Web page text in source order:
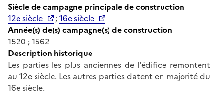
Siècle de campagne principale de construction
12e siècle
;16e siècle
Année(s) de(s) campagne(s) de construction
1520 ; 1562
Description historique
Les parties les plus anciennes de l'édifice remontent
au 12e siècle. Les autres parties datent en majorité du
16e siècle.